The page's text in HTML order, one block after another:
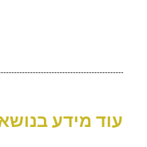
עוד מידע בנושא